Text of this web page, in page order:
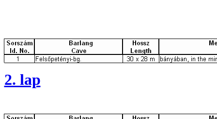
2. lap